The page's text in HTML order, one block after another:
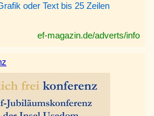
oder Text bis 25 Zeilen
ef-magazin.de/adverts/info